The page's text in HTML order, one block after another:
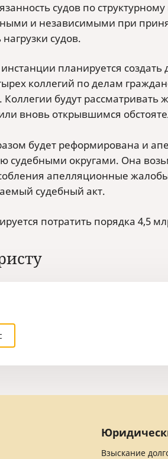
судов по
и независимыми при
судов.
планируется создать
коллегий по делам
будут
вновь открывшимся
будет реформирована и
судебными округами. Она
апелляционные
судебный акт.
потратить порядка 4,5
Взыскание